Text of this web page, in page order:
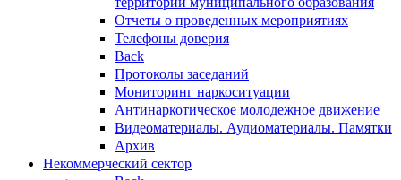
Отчеты о проведенных мероприятиях
Телефоны доверия
Back
Протоколы заседаний
Мониторинг наркоситуации
Антинаркотическое молодежное движение
Видеоматериалы. Аудиоматериалы. Памятки
Архив
Некоммерческий сектор